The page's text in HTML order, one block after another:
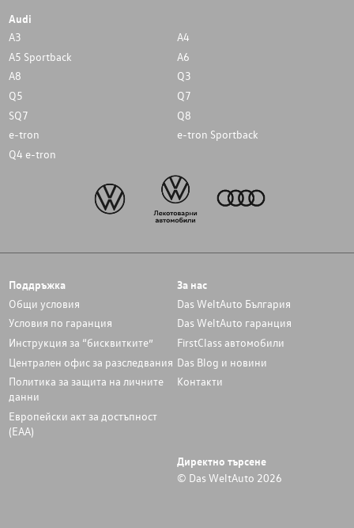
Audi
A3
A4
A5 Sportback
A6
A8
Q3
Q5
Q7
SQ7
Q8
e-tron
e-tron Sportback
Q4 e-tron
Поддръжка
Общи условия
Условия по гаранция
Инструкция за “бисквитките”
Централен офис за разследвания
Политика за защита на личните
данни
Европейски акт за достъпност
(ЕАА)
За нас
Das WeltAuto България
Das WeltAuto гаранция
FirstClass автомобили
Das Blog и новини
Контакти
Директно търсене
© Das WeltAuto 2026